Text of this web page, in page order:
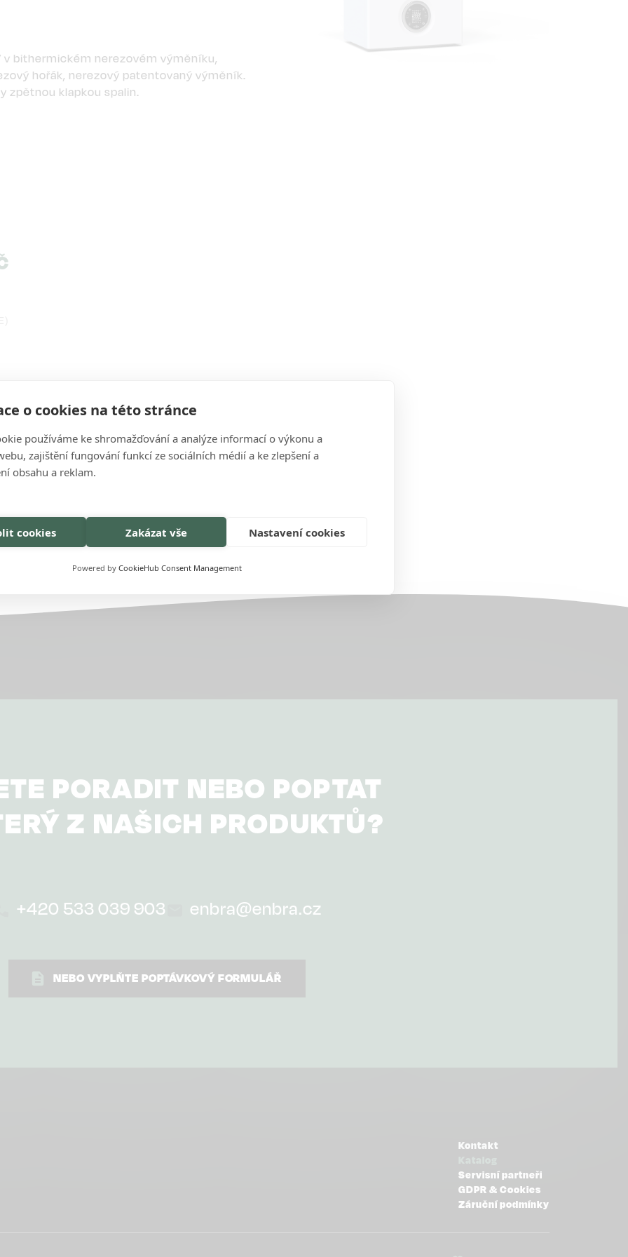
o cookies na této stránce
používáme ke shromažďování a analýze informací o výkonu a
zajištění fungování funkcí ze sociálních médií a ke zlepšení a
obsahu a reklam.
cookies Zakázat vše Nastavení cookies
Powered by CookieHub Consent Management
v bithermickém nerezovém výměníku,
hořák, nerezový patentovaný výměník.
zpětnou klapkou spalin.
PL_R1KB, R2K_Radiant.pdf
PORADIT NEBO POPTAT
Z NAŠICH PRODUKTŮ?
+420 533 039 903 enbra@enbra.cz
NEBO VYPLŇTE POPTÁVKOVÝ FORMULÁŘ
OSTATNÍ
Kontakt
Servisní partneři
GDPR & Cookies
Záruční podmínky